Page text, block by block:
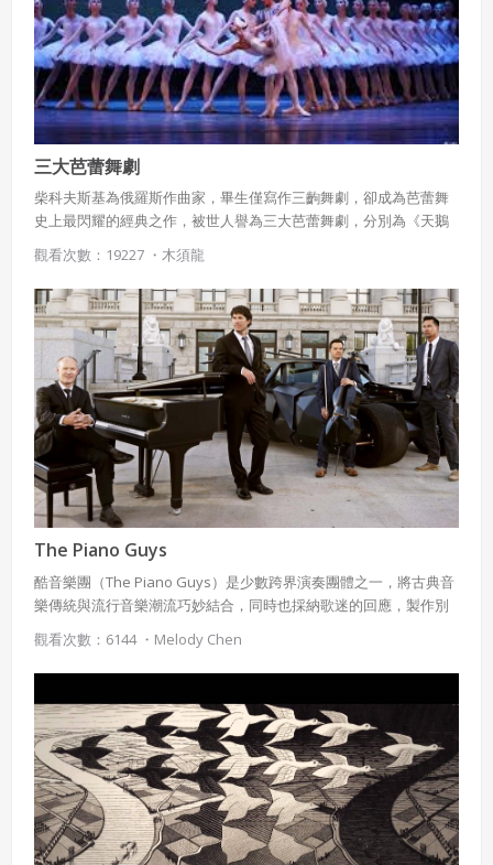
三大芭蕾舞劇
柴科夫斯基為俄羅斯作曲家，畢生僅寫作三齣舞劇，卻成為芭蕾舞
史上最閃耀的經典之作，被世人譽為三大芭蕾舞劇，分別為《天鵝
湖》、《睡美人》以及《胡桃鉗》。
觀看次數：19227 ・ 木須龍
The Piano Guys
酷音樂團（The Piano Guys）是少數跨界演奏團體之一，將古典音
樂傳統與流行音樂潮流巧妙結合，同時也採納歌迷的回應，製作別
出心裁的改編曲。由五位男性組成，從網路發跡 ，除了將流行金曲
以古典跨界方式改編，更搭配創意與境兼具的手法錄製MV，帶給樂
迷聽覺與視覺雙重享受。
觀看次數：6144 ・ Melody Chen